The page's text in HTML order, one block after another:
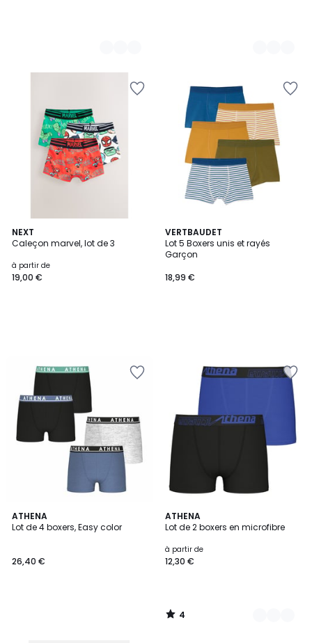
NEXT
Caleçon marvel, lot de 3
à partir de
19,00 €
VERTBAUDET
Lot 5 Boxers unis et rayés
Garçon
18,99 €
ATHENA
Lot de 4 boxers, Easy color
26,40 €
ATHENA
Lot de 2 boxers en microfibre
à partir de
12,30 €
4
/
3
Couleurs
4
/